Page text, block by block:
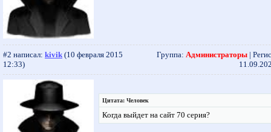
#2 написал: kivik (10 февраля 2015
12:33)
Группа: Администраторы |
Цитата: Человек
Когда выйдет на сайт 70 серия?